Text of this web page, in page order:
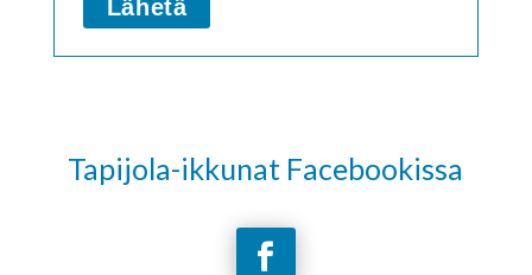
Tapijola-ikkunat Facebookissa